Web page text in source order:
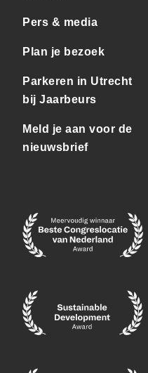
Pers & media
Plan je bezoek
Parkeren in Utrecht
bij Jaarbeurs
Meld je aan voor de
nieuwsbrief